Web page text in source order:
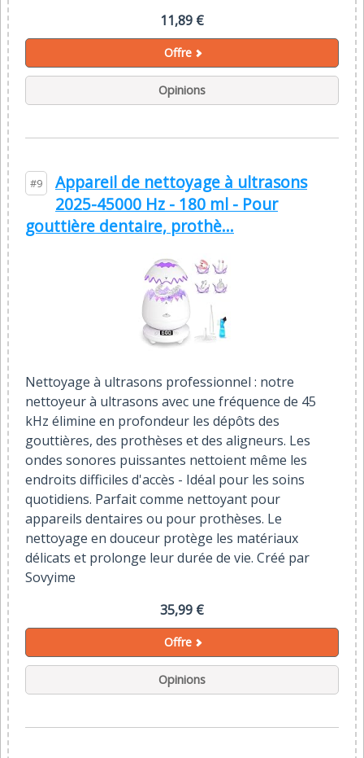
11,89 €
Offre
Opinions
#9
Appareil de nettoyage à ultrasons
2025-45000 Hz - 180 ml - Pour
gouttière dentaire, prothè...
Nettoyage à ultrasons professionnel : notre
nettoyeur à ultrasons avec une fréquence de 45
kHz élimine en profondeur les dépôts des
gouttières, des prothèses et des aligneurs. Les
ondes sonores puissantes nettoient même les
endroits difficiles d'accès - Idéal pour les soins
quotidiens. Parfait comme nettoyant pour
appareils dentaires ou pour prothèses. Le
nettoyage en douceur protège les matériaux
délicats et prolonge leur durée de vie. Créé par
Sovyime
35,99 €
Offre
Opinions